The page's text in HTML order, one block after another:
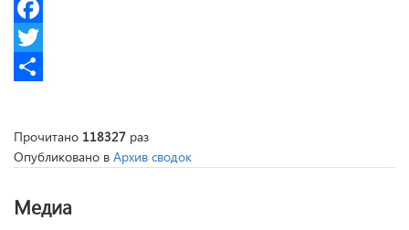
Facebook
Twitter
Прочитано 118327 раз
Опубликовано в Архив сводок
Медиа